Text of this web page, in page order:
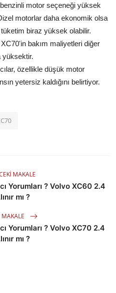
motor seçeneği yüksek
motorlar daha ekonomik olsa
biraz yüksek olabilir.
bakım maliyetleri diğer
yüksektir.
özellikle düşük motor
yetersiz kaldığını belirtiyor.
MAKALE
Yorumları ? Volvo XC60 2.4
mı ?
MAKALE
Yorumları ? Volvo XC70 2.4
mı ?